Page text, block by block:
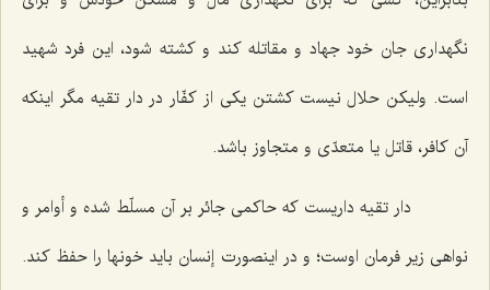
نگهدارى جان خود جهاد و مقاتله كند و كشته شود، این فرد شهید
است. ولیكن حلال نیست كشتن یكى از كفّار در دار تقیه مگر اینكه
آن كافر، قاتل یا متعدّى و متجاوز باشد.
دار تقیه داریست كه حاكمى جائر بر آن مسلّط شده و أوامر و
نواهى زیر فرمان اوست؛ و در اینصورت إنسان باید خونها را حفظ كند.